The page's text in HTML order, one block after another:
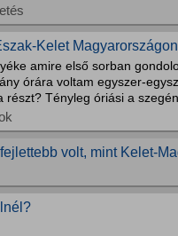
Kelet
amire első sorban
órára voltam egyszer-
Tényleg óriási a
volt, mint Kelet-